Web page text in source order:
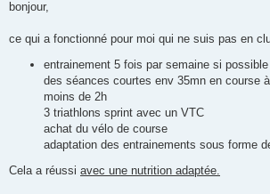
s
g
bonjour,
ce qui a fonctionné pour moi qui ne suis pas en
entrainement 5 fois par semaine si possible
des séances courtes env 35mn en course
moins de 2h
3 triathlons sprint avec un VTC
achat du vélo de course
adaptation des entrainements sous forme
Cela a réussi avec une nutrition adaptée.